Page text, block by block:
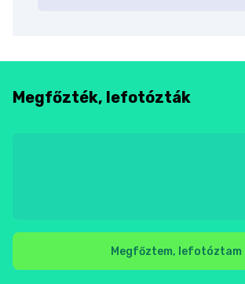
Megfőzték, lefotózták
Megfőztem, lefotóztam